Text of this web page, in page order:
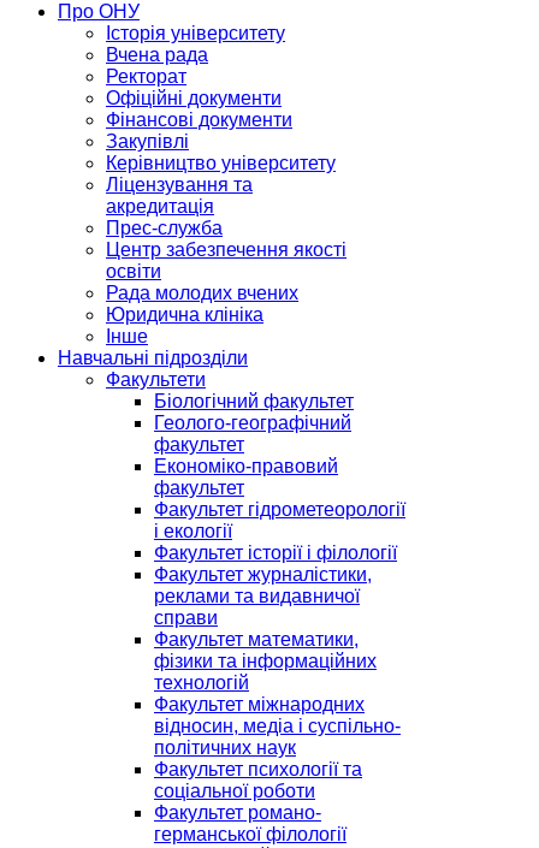
Про ОНУ
Історія університету
Вчена рада
Ректорат
Офіційні документи
Фінансові документи
Закупівлі
Керівництво університету
Ліцензування та
акредитація
Прес-служба
Центр забезпечення якості
освіти
Рада молодих вчених
Юридична клініка
Інше
Навчальні підрозділи
Факультети
Біологічний факультет
Геолого-географічний
факультет
Економіко-правовий
факультет
Факультет гідрометеорології
і екології
Факультет історії і філології
Факультет журналістики,
реклами та видавничої
справи
Факультет математики,
фізики та інформаційних
технологій
Факультет міжнародних
відносин, медіа і суспільно-
політичних наук
Факультет психології та
соціальної роботи
Факультет романо-
германської філології